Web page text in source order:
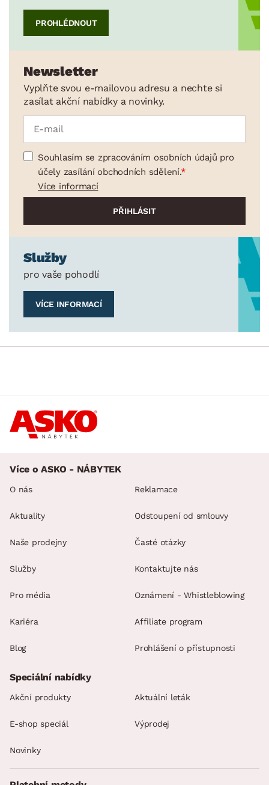
PROHLÉDNOUT
Newsletter
Vyplňte svou e-mailovou adresu a nechte si
zasílat akční nabídky a novinky.
Souhlasím se zpracováním osobních údajů pro
účely zasílání obchodních sdělení.
Více informací
Služby
pro vaše pohodlí
VÍCE INFORMACÍ
Více o ASKO - NÁBYTEK
O nás
Aktuality
Naše prodejny
Služby
Pro média
Kariéra
Blog
Reklamace
Odstoupení od smlouvy
Časté otázky
Kontaktujte nás
Oznámení - Whistleblowing
Affiliate program
Prohlášení o přístupnosti
Speciální nabídky
Akční produkty Aktuální leták
E-shop speciál Výprodej
Novinky